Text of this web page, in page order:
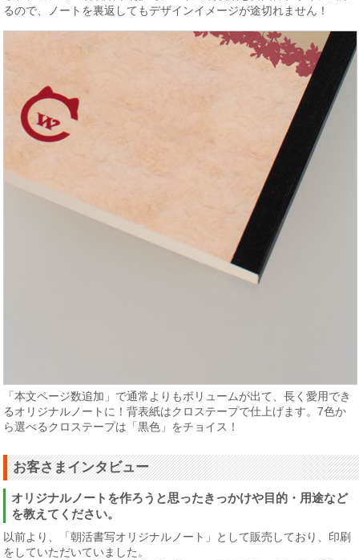
るので、ノートを裏返してもデザインイメージが途切れません！
「本文ページ数追加」で通常よりもボリュームが出て、長く愛用でき
るオリジナルノートに！背表紙はクロステープで仕上げます。7色か
ら選べるクロステープは「黒色」をチョイス！
お客さまインタビュー
オリジナルノートを作ろうと思ったきっかけや目的・用途など
を教えてください。
以前より、「朝活書写オリジナルノート」として販売しており、印刷
をしていただいていました。